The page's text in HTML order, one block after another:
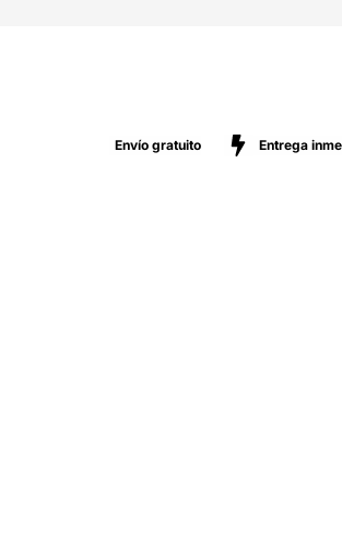
Envío gratuito Entrega